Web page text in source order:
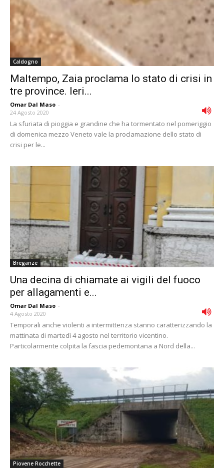
Caldogno
Maltempo, Zaia proclama lo stato di crisi in
tre province. Ieri...
Omar Dal Maso -
24 Agosto 2020
La sfuriata di pioggia e grandine che ha tormentato nel pomeriggio
di domenica mezzo Veneto vale la proclamazione dello stato di
crisi per le...
Breganze
Una decina di chiamate ai vigili del fuoco
per allagamenti e...
Omar Dal Maso -
4 Agosto 2020
Temporali anche violenti a intermittenza stanno caratterizzando la
mattinata di martedì 4 agosto nel territorio vicentino.
Particolarmente colpita la fascia pedemontana a Nord della...
Piovene Rocchette